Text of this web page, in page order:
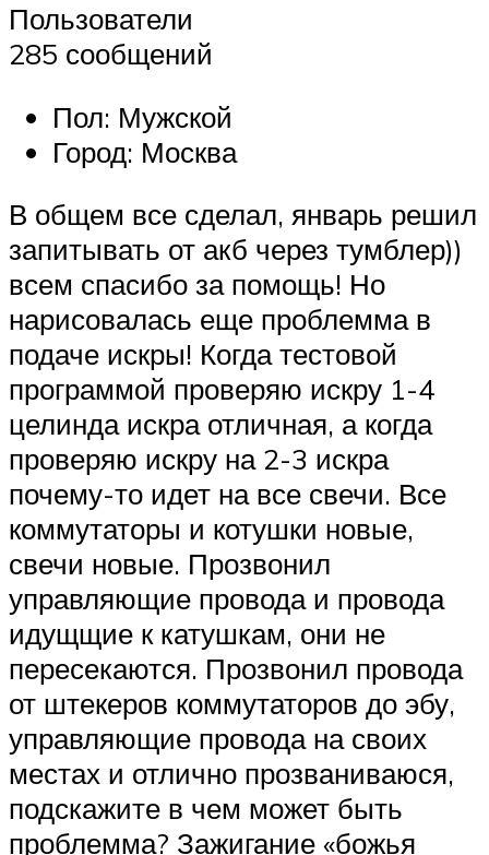
Пользователи
285 сообщений
Пол: Мужской
Город: Москва
В общем все сделал, январь решил
запитывать от акб через тумблер))
всем спасибо за помощь! Но
нарисовалась еще проблемма в
подаче искры! Когда тестовой
программой проверяю искру 1-4
целинда искра отличная, а когда
проверяю искру на 2-3 искра
почему-то идет на все свечи. Все
коммутаторы и котушки новые,
свечи новые. Прозвонил
управляющие провода и провода
идущщие к катушкам, они не
пересекаются. Прозвонил провода
от штекеров коммутаторов до эбу,
управляющие провода на своих
местах и отлично прозваниваюся,
подскажите в чем может быть
проблемма? Зажигание «божья